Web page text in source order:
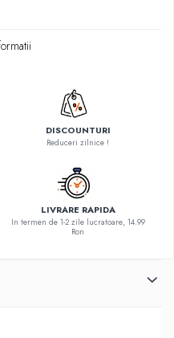
DISCOUNTURI
Reduceri zilnice !
LIVRARE RAPIDA
In termen de 1-2 zile lucratoare, 14.99
Ron